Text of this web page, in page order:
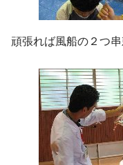
頑張れば風船の２つ串